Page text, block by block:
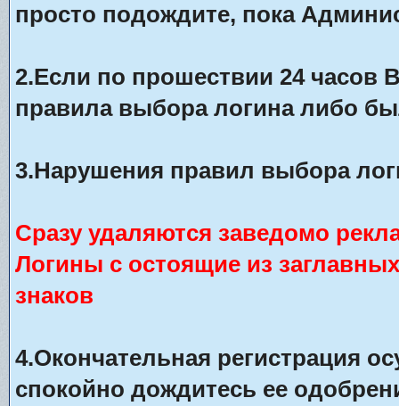
просто подождите, пока
2.Если по прошествии 24 часов
правила выбора логина либо
3.Нарушения правил выбора
Сразу удаляются заведомо
Логины с остоящие из
знаков
4.Окончательная регистрация
спокойно дождитесь ее